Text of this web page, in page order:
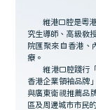
維港口腔是粵
究生導師、高級教
院匯聚來自香港、
療。
維港口腔踐行
香港企業領袖品牌
與廣東衛視推薦品
區及周邊城市市民